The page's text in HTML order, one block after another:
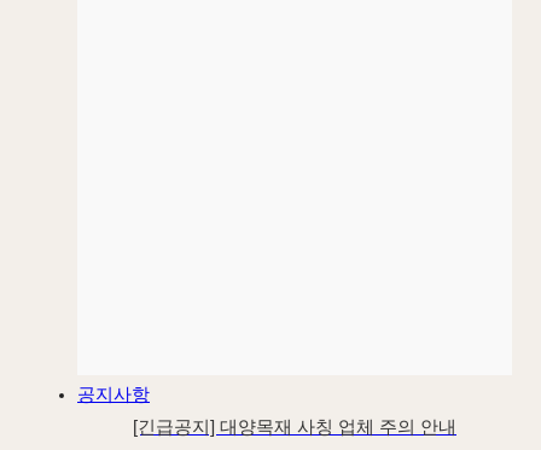
공지사항
[긴급공지] 대양목재 사칭 업체 주의 안내